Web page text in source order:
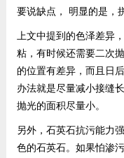
要说缺点， 明显的是，
上文中提到的色泽差异
粘，有时候还需要二次
的位置有差异，而且日
办法就是尽量减小接缝
抛光的面积尽量小。
另外，石英石抗污能力
色的石英石。如果怕渗